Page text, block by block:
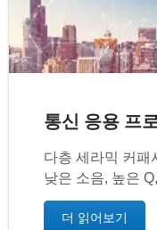
통신 응용 프
다층 세라믹 커패
낮은 소음, 높은
더 읽어보기